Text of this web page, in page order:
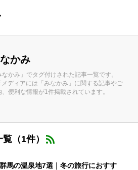
かみ
なかみ」でタグ付けされた記事一覧です。
メディアには「みなかみ」に関する記事やご
、便利な情報が1件掲載されています。
（1件）
群馬の温泉地7選｜冬の旅行におすす